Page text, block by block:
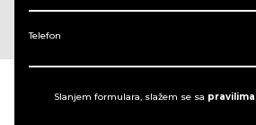
Telefon
Slanjem formulara, slažem se sa